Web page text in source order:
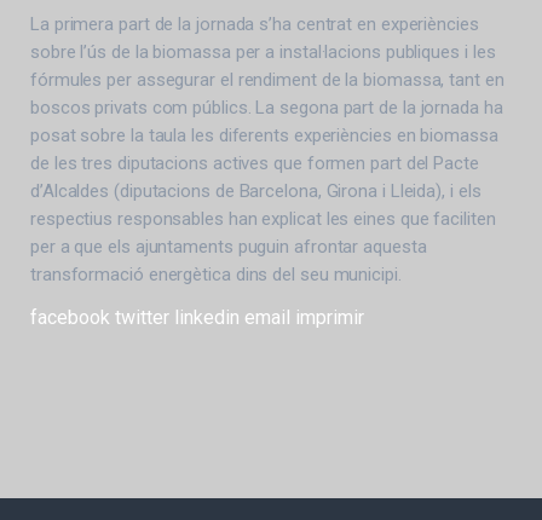
La primera part de la jornada s’ha centrat en experiències
sobre l’ús de la biomassa per a instal·lacions publiques i les
fórmules per assegurar el rendiment de la biomassa, tant en
boscos privats com públics. La segona part de la jornada ha
posat sobre la taula les diferents experiències en biomassa
de les tres diputacions actives que formen part del Pacte
d’Alcaldes (diputacions de Barcelona, Girona i Lleida), i els
respectius responsables han explicat les eines que faciliten
per a que els ajuntaments puguin afrontar aquesta
transformació energètica dins del seu municipi.
facebook twitter linkedin email imprimir